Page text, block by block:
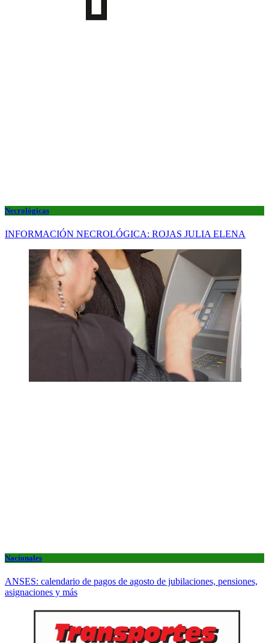
Necrológicas
INFORMACIÓN NECROLÓGICA: ROJAS JULIA ELENA
Nacionales
ANSES: calendario de pagos de agosto de jubilaciones, pensiones,
asignaciones y más